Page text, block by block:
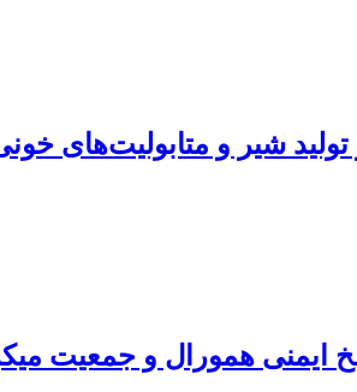
تولید شیر و متابولیت‌های
ایمنی همورال و جمعیت